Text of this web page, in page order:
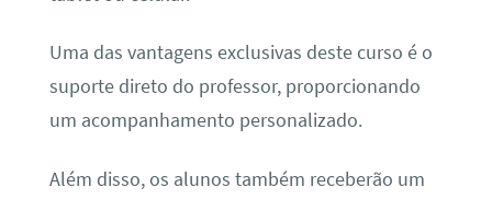
Uma das vantagens exclusivas deste curso é o
suporte direto do professor, proporcionando
um acompanhamento personalizado.
Além disso, os alunos também receberão um